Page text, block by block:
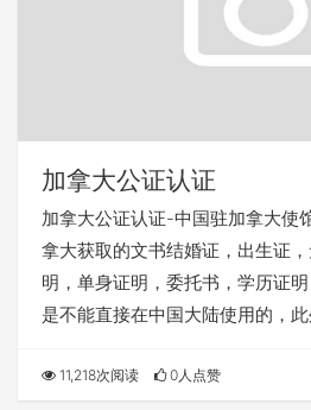
加拿大公证认证
加拿大公证认证-中国驻加拿大使
拿大获取的文书结婚证，出生证
明，单身证明，委托书，学历证
是不能直接在中国大陆使用的，
11,218次阅读 0人点赞